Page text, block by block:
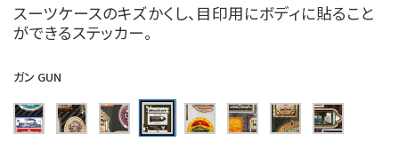
スーツケースのキズかくし、目印用にボディに貼ること
ができるステッカー。
ガン GUN